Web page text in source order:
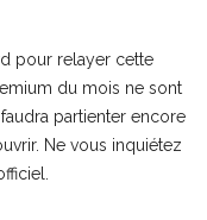
pour relayer cette
du mois ne sont
partienter encore
Ne vous inquiétez